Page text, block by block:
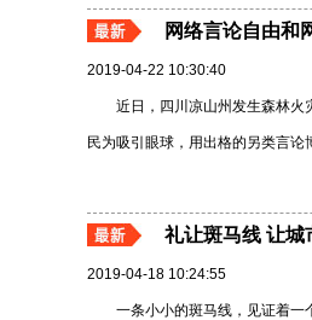
网络言论自由和
2019-04-22 10:30:40
近日，四川凉山州发生森林火
民为吸引眼球，用出格的另类言论
礼让斑马线 让城
2019-04-18 10:24:55
一条小小的斑马线，见证着一